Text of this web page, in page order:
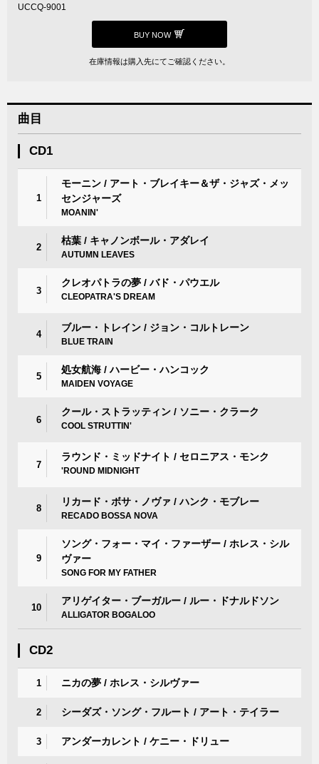
UCCQ-9001
BUY NOW
在庫情報は購入先にてご確認ください。
曲目
CD1
1
モーニン / アート・ブレイキー＆ザ・ジャズ・メッ
センジャーズ
MOANIN'
2
枯葉 / キャノンボール・アダレイ
AUTUMN LEAVES
3
クレオパトラの夢 / バド・パウエル
CLEOPATRA'S DREAM
4
ブルー・トレイン / ジョン・コルトレーン
BLUE TRAIN
5
処女航海 / ハービー・ハンコック
MAIDEN VOYAGE
6
クール・ストラッティン / ソニー・クラーク
COOL STRUTTIN'
7
ラウンド・ミッドナイト / セロニアス・モンク
'ROUND MIDNIGHT
8
リカード・ボサ・ノヴァ / ハンク・モブレー
RECADO BOSSA NOVA
9
ソング・フォー・マイ・ファーザー / ホレス・シル
ヴァー
SONG FOR MY FATHER
10
アリゲイター・ブーガルー / ルー・ドナルドソン
ALLIGATOR BOGALOO
CD2
1 ニカの夢 / ホレス・シルヴァー
2 シーダズ・ソング・フルート / アート・テイラー
3 アンダーカレント / ケニー・ドリュー